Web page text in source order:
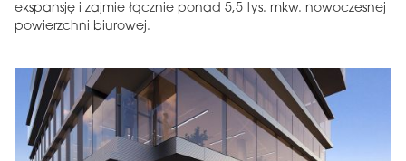
ekspansję i zajmie łącznie ponad 5,5 tys. mkw. nowoczesnej
powierzchni biurowej.